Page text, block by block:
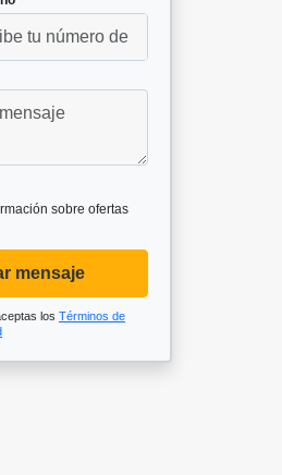
sobre ofertas
mensaje
los Términos de